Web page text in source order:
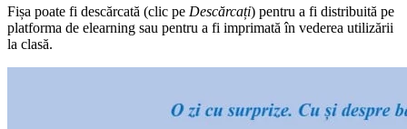
Fișa poate fi descărcată (clic pe Descărcați) pentru a fi distribuită pe
platforma de elearning sau pentru a fi imprimată în vederea utilizării
la clasă.